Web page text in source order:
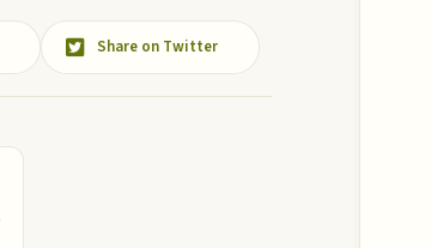
Share on Twitter